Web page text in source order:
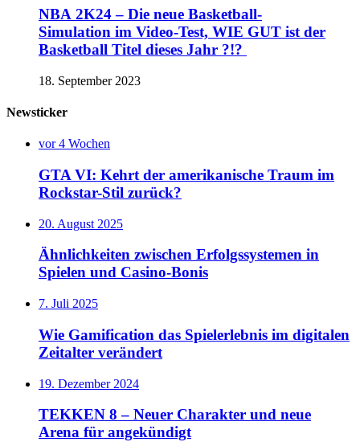
NBA 2K24 – Die neue Basketball-
Simulation im Video-Test, WIE GUT ist der
Basketball Titel dieses Jahr ?!?
18. September 2023
Newsticker
vor 4 Wochen
GTA VI: Kehrt der amerikanische Traum im
Rockstar-Stil zurück?
20. August 2025
Ähnlichkeiten zwischen Erfolgssystemen in
Spielen und Casino‑Bonis
7. Juli 2025
Wie Gamification das Spielerlebnis im digitalen
Zeitalter verändert
19. Dezember 2024
TEKKEN 8 – Neuer Charakter und neue
Arena für angekündigt